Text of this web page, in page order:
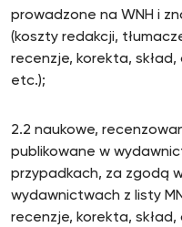
prowadzone na WNH i
(koszty redakcji,
recenzje, korekta,
etc.);
2.2 naukowe,
publikowane w
przypadkach, za zgodą
wydawnictwach z listy
recenzje, korekta,